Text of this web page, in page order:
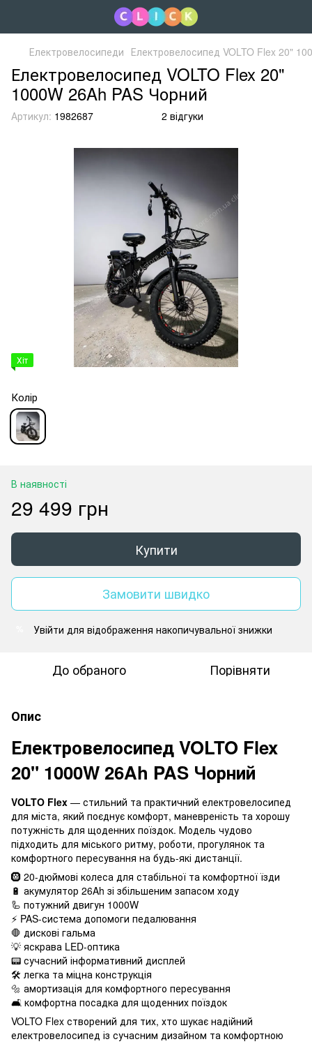
Електровелосипеди Електровелосипед VOLTO Flex 20"
Електровелосипед VOLTO Flex 20"
1000W 26Ah PAS Чорний
Артикул: 1982687 2 відгуки
Хіт
Колір
В наявності
29 499 грн
Купити
Замовити швидко
Увійти для відображення накопичувальної знижки
До обраного Порівняти
Опис
Електровелосипед VOLTO Flex
20" 1000W 26Ah PAS Чорний
VOLTO Flex — стильний та практичний електровелосипед
для міста, який поєднує комфорт, маневреність та хорошу
потужність для щоденних поїздок. Модель чудово
підходить для міського ритму, роботи, прогулянок та
комфортного пересування на будь-які дистанції.
🛞 20-дюймові колеса для стабільної та комфортної їзди
🔋 акумулятор 26Ah зі збільшеним запасом ходу
🦾 потужний двигун 1000W
⚡ PAS-система допомоги педалювання
🛑 дискові гальма
💡 яскрава LED-оптика
📟 сучасний інформативний дисплей
🛠 легка та міцна конструкція
🔩 амортизація для комфортного пересування
🛋 комфортна посадка для щоденних поїздок
VOLTO Flex створений для тих, хто шукає надійний
електровелосипед із сучасним дизайном та комфортною